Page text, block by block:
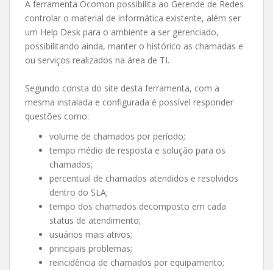
A ferramenta Ocomon possibilita ao Gerende de Redes
controlar o material de informática existente, além ser
um Help Desk para o ambiente a ser gerenciado,
possibilitando ainda, manter o histórico as chamadas e
ou serviços realizados na área de TI.
Segundo consta do site desta ferramenta, com a
mesma instalada e configurada é possível responder
questões como:
volume de chamados por período;
tempo médio de resposta e solução para os
chamados;
percentual de chamados atendidos e resolvidos
dentro do SLA;
tempo dos chamados decomposto em cada
status de atendimento;
usuários mais ativos;
principais problemas;
reincidência de chamados por equipamento;